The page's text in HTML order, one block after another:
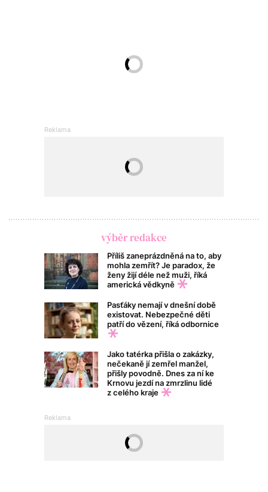
výběr redakce
Příliš zaneprázdněná na to, aby
mohla zemřít? Je paradox, že
ženy žijí déle než muži, říká
americká vědkyně
Pasťáky nemají v dnešní době
existovat. Nebezpečné děti
patří do vězení, říká odbornice
Jako tatérka přišla o zakázky,
nečekaně jí zemřel manžel,
přišly povodně. Dnes za ní ke
Krnovu jezdí na zmrzlinu lidé
z celého kraje